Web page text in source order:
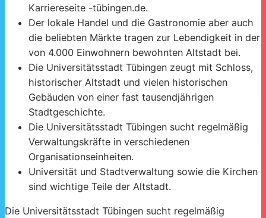
Karriereseite -tübingen.de.
Der lokale Handel und die Gastronomie aber auch
die beliebten Märkte tragen zur Lebendigkeit in der
von 4.000 Einwohnern bewohnten Altstadt bei.
Die Universitätsstadt Tübingen zeugt mit Schloss,
historischer Altstadt und vielen historischen
Gebäuden von einer fast tausendjährigen
Stadtgeschichte.
Die Universitätsstadt Tübingen sucht regelmäßig
Verwaltungskräfte in verschiedenen
Organisationseinheiten.
Universität und Stadtverwaltung sowie die Kirchen
sind wichtige Teile der Altstadt.
Die Universitätsstadt Tübingen sucht regelmäßig